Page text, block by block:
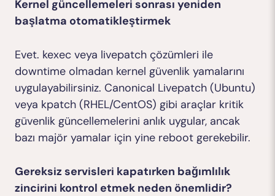
Kernel güncellemeleri sonrası yeniden
başlatma otomatikleştirmek
Evet. kexec veya livepatch çözümleri ile
downtime olmadan kernel güvenlik yamalarını
uygulayabilirsiniz. Canonical Livepatch (Ubuntu)
veya kpatch (RHEL/CentOS) gibi araçlar kritik
güvenlik güncellemelerini anlık uygular, ancak
bazı majör yamalar için yine reboot gerekebilir.
Gereksiz servisleri kapatırken bağımlılık
zincirini kontrol etmek neden önemlidir?